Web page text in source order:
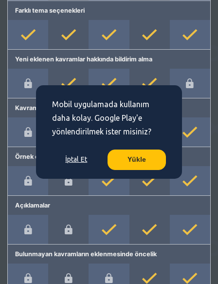
Farklı tema seçenekleri
Yeni eklenen kavramlar hakkında bildirim alma
Kavram önerme
Örnek cümleler
Açıklamalar
Bulunmayan kavramların eklenmesinde öncelik
Mobil uygulamada kullanım
daha kolay. Google Play'e
yönlendirilmek ister misiniz?
İptal Et Yükle